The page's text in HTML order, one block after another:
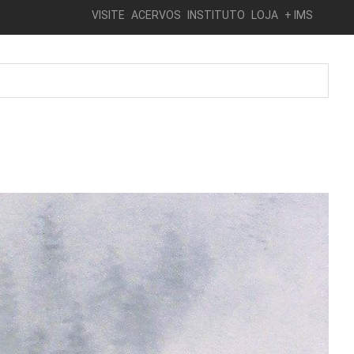
VISITE ACERVOS INSTITUTO LOJA + IMS